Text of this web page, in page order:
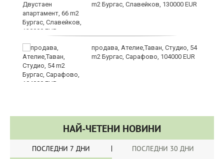
m2 Бургас, Славейков, 130000 EUR
продава, Ателие,Таван, Студио, 54
m2 Бургас, Сарафово, 104000 EUR
НАЙ-ЧЕТЕНИ НОВИНИ
ПОСЛЕДНИ 7 ДНИ ПОСЛЕДНИ 30 ДНИ